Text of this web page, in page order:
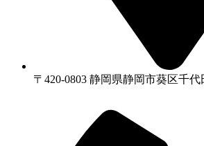
〒420-0803 静岡県静岡市葵区千代